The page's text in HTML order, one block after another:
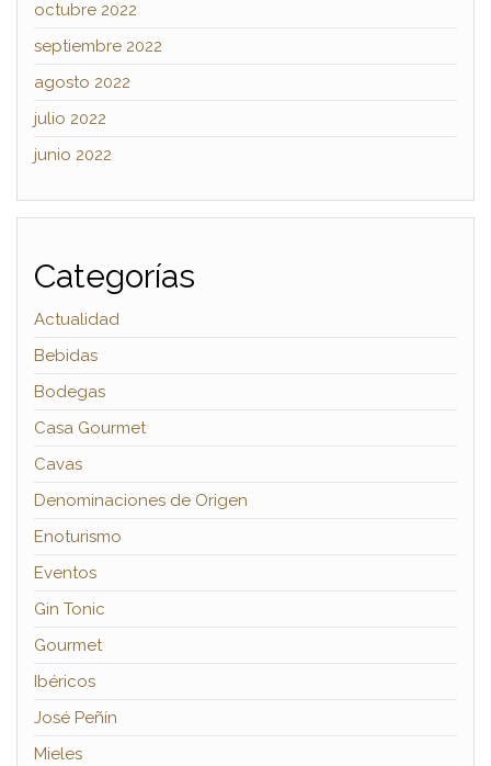
octubre 2022
septiembre 2022
agosto 2022
julio 2022
junio 2022
Categorías
Actualidad
Bebidas
Bodegas
Casa Gourmet
Cavas
Denominaciones de Origen
Enoturismo
Eventos
Gin Tonic
Gourmet
Ibéricos
José Peñín
Mieles